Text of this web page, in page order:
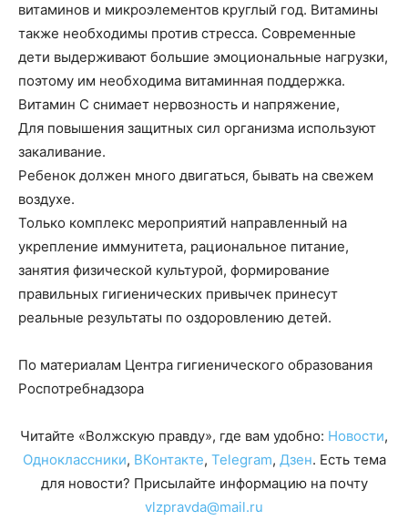
витаминов и микроэлементов круглый год. Витамины
также необходимы против стресса. Современные
дети выдерживают большие эмоциональные нагрузки,
поэтому им необходима витаминная поддержка.
Витамин С снимает нервозность и напряжение,
Для повышения защитных сил организма используют
закаливание.
Ребенок должен много двигаться, бывать на свежем
воздухе.
Только комплекс мероприятий направленный на
укрепление иммунитета, рациональное питание,
занятия физической культурой, формирование
правильных гигиенических привычек принесут
реальные результаты по оздоровлению детей.
По материалам Центра гигиенического образования
Роспотребнадзора
Читайте «Волжскую правду», где вам удобно: Новости,
Одноклассники, ВКонтакте, Telegram, Дзен. Есть тема
для новости? Присылайте информацию на почту
vlzpravda@mail.ru